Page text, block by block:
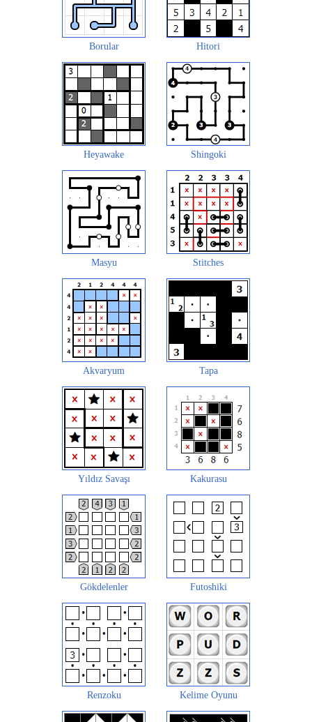
Borular Hitori
Heyawake Shingoki
Masyu Stitches
Akvaryum Tapa
Yıldız Savaşı Kakurasu
Gökdelenler Futoshiki
Renzoku Kelime Oyunu